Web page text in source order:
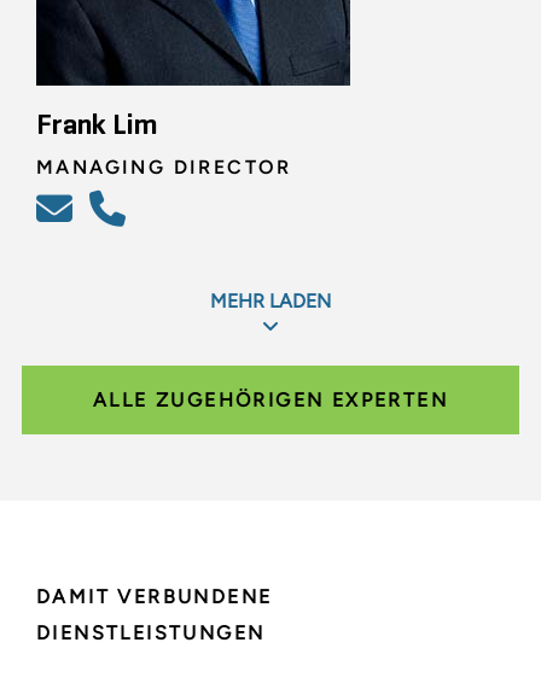
Frank Lim
MANAGING DIRECTOR
MEHR LADEN
ALLE ZUGEHÖRIGEN EXPERTEN
DAMIT VERBUNDENE
DIENSTLEISTUNGEN